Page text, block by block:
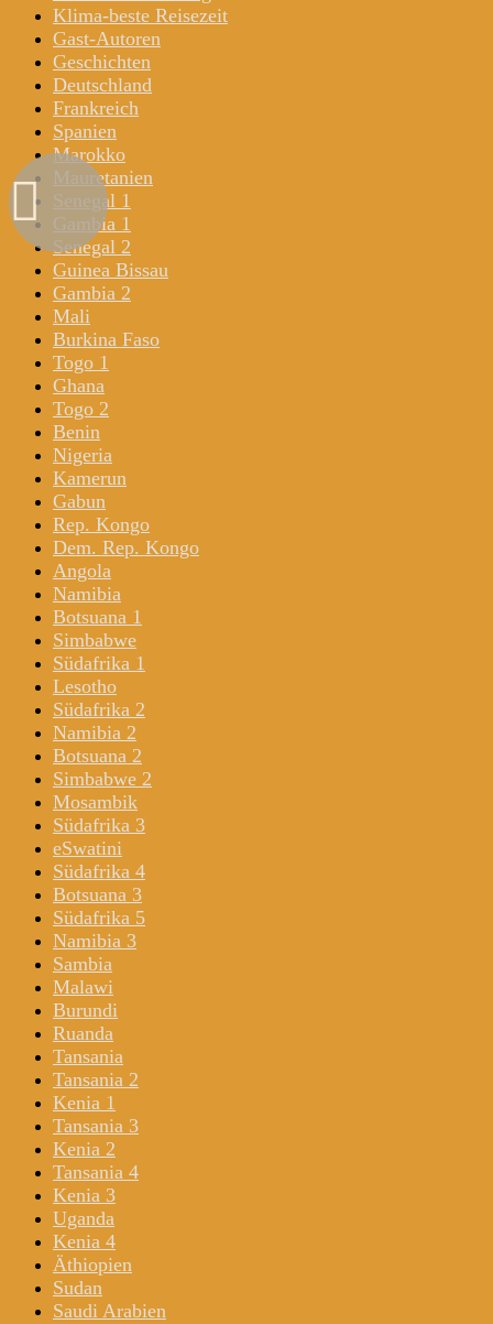
Klima-beste Reisezeit
Gast-Autoren
Geschichten
Deutschland
Frankreich
Spanien
Marokko
Mauretanien
Senegal 1
Gambia 1
Senegal 2
Guinea Bissau
Gambia 2
Mali
Burkina Faso
Togo 1
Ghana
Togo 2
Benin
Nigeria
Kamerun
Gabun
Rep. Kongo
Dem. Rep. Kongo
Angola
Namibia
Botsuana 1
Simbabwe
Südafrika 1
Lesotho
Südafrika 2
Namibia 2
Botsuana 2
Simbabwe 2
Mosambik
Südafrika 3
eSwatini
Südafrika 4
Botsuana 3
Südafrika 5
Namibia 3
Sambia
Malawi
Burundi
Ruanda
Tansania
Tansania 2
Kenia 1
Tansania 3
Kenia 2
Tansania 4
Kenia 3
Uganda
Kenia 4
Äthiopien
Sudan
Saudi Arabien